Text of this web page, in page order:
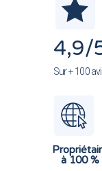
4,9/
Sur + 100
à 100 %